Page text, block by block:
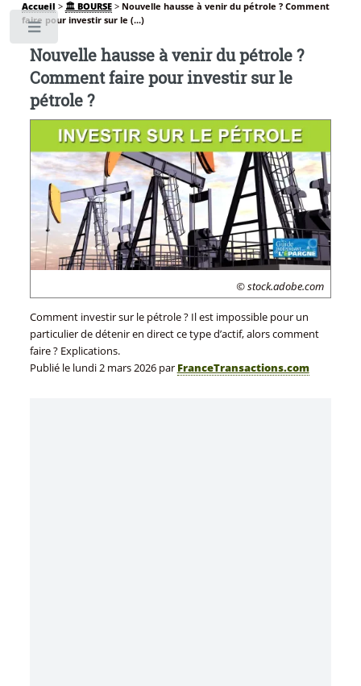
Accueil > 🏛️ BOURSE> Nouvelle hausse à venir du pétrole ? Comment
faire pour investir sur le (...)
Nouvelle hausse à venir du pétrole ?
Comment faire pour investir sur le
pétrole ?
© stock.adobe.com
Comment investir sur le pétrole ? Il est impossible pour un
particulier de détenir en direct ce type d’actif, alors comment
faire ? Explications.
Publié le lundi 2 mars 2026par FranceTransactions.com